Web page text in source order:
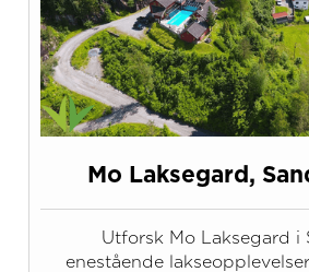
Mo Laksegard,
Utforsk Mo Laksegard i
enestående